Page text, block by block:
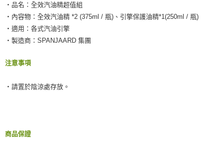
‧品名：全效汽油精超值組
‧內容物：全效汽油精 *2 (375ml / 瓶)、引擎保護油精*1(250ml / 瓶)
‧適用：各式汽油引擎
‧製造商：SPANJAARD 集團
注意事項
‧請置於陰涼處存放。
商品保證